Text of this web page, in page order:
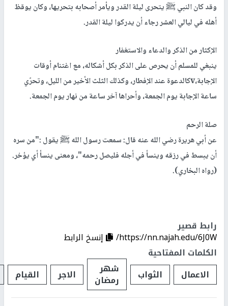
وقد كان النبي ﷺ يتحرى ليلة القدر ويأمر أصحابه بتحريها، وكان يوقظ
أهله في ليالي العشر رجاء أن يدركوا ليلة القدر.
الإكثار من الذكر والدعاء والاستغفار
ينبغي للمسلم أن يحرص على الذكر بكل أشكاله، مع اغتنام أوقات
الإجابة،vكالدعوة عند الإفطار، وكذلك الثلث الأخير من الليل، وتحرّي
ساعة الإجابة يوم الجمعة، وأحراها آخر ساعة من نهار يوم الجمعة.
صلة الرحم
عن أبي هريرة رضي الله عنه قال: سمعت رسول الله ﷺ يقول:"من سره
أن يبسط في رزقه وينسأ في أجله فليصل رحمه"، ومعنى ينسأ أي يؤخر.
(رواه البخاري).
رابط قصير
https://nn.najah.edu/6J0W/
إنسخ الرابط
الكلمات المفتاحية
الاعمال
الثواب شهر
رمضان الاجر القيام